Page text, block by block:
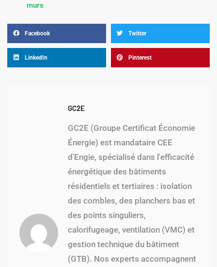
murs
Facebook Twitter
LinkedIn Pinterest
GC2E
GC2E (Groupe Certificat Économie
Énergie) est mandataire CEE
d'Engie, spécialisé dans l'efficacité
énergétique des bâtiments
résidentiels et tertiaires : isolation
des combles, des planchers bas et
des points singuliers,
calorifugeage, ventilation (VMC) et
gestion technique du bâtiment
(GTB). Nos experts accompagnent